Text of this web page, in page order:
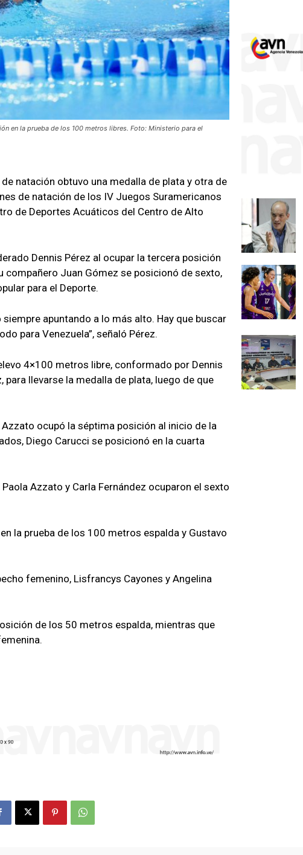
en la prueba de los 100 metros libres. Foto: Ministerio para el
natación obtuvo una medalla de plata y otra de
de natación de los IV Juegos Suramericanos
de Deportes Acuáticos del Centro de Alto
Dennis Pérez al ocupar la tercera posición
Juan Gómez se posicionó de sexto,
para el Deporte.
apuntando a lo más alto. Hay que buscar
para Venezuela”, señaló Pérez.
4×100 metros libre, conformado por Dennis
para llevarse la medalla de plata, luego de que
ocupó la séptima posición al inicio de la
Diego Carucci se posicionó en la cuarta
Azzato y Carla Fernández ocuparon el sexto
la prueba de los 100 metros espalda y Gustavo
femenino, Lisfrancys Cayones y Angelina
de los 50 metros espalda, mientras que